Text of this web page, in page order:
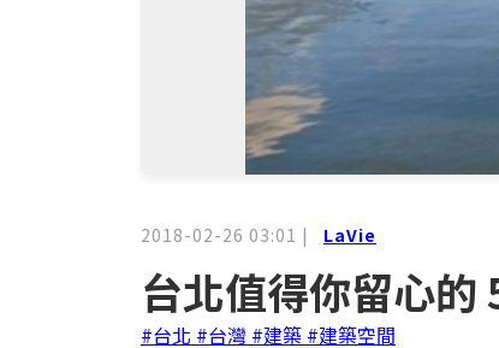
2018-02-26 03:01 | LaVie
台北值得你留心的
#台北 #台灣 #建築 #建築空間